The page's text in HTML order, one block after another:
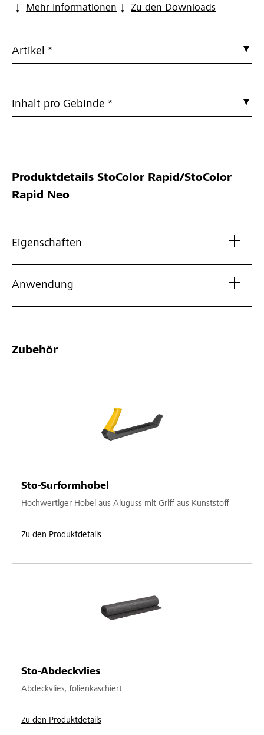
Mehr Informationen
Zu den Downloads
Artikel *
Inhalt pro Gebinde *
Produktdetails StoColor Rapid/StoColor
Rapid Neo
Eigenschaften
Anwendung
Zubehör
Sto-Surformhobel
Hochwertiger Hobel aus Aluguss mit Griff aus Kunststoff
Zu den Produktdetails
Sto-Abdeckvlies
Abdeckvlies, folienkaschiert
Zu den Produktdetails